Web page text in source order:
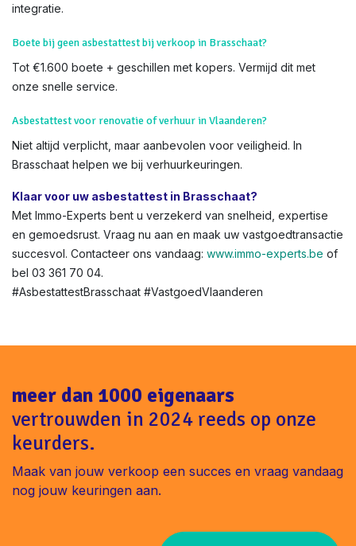
integratie.
Boete bij geen asbestattest bij verkoop in Brasschaat?
Tot €1.600 boete + geschillen met kopers. Vermijd dit met
onze snelle service.
Asbestattest voor renovatie of verhuur in Vlaanderen?
Niet altijd verplicht, maar aanbevolen voor veiligheid. In
Brasschaat helpen we bij verhuurkeuringen.
Klaar voor uw asbestattest in Brasschaat?
Met Immo-Experts bent u verzekerd van snelheid, expertise
en gemoedsrust. Vraag nu aan en maak uw vastgoedtransactie
succesvol. Contacteer ons vandaag: www.immo-experts.be of
bel 03 361 70 04.
#AsbestattestBrasschaat #VastgoedVlaanderen
meer dan 1000 eigenaars
vertrouwden in 2024 reeds op onze
keurders.
Maak van jouw verkoop een succes en vraag vandaag
nog jouw keuringen aan.